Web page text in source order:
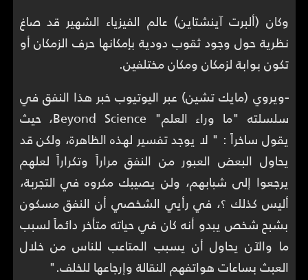
وكان (ألبرت آينشتاين) عالم الفيزياء الشهير قد صاغ
نظرية حول وجود ثقوب دودية بإمكانها حرف الزمكان أو
تكون بوابة لزمكان ومكان مختلفين.
-ويروي (مايك تشين) عبر اليوتيوب خبر هذا النفق في
سلسلته "ما وراء العلم" Beyond Science، حيث
يقول ساخراً : " لا يوجد تفسير لهذه الظاهرة، ولكن قد
يحاول البعض العبور من النفق مراراً وتكراراً لعلهم
يرجعوا إلى شبابهم، ولن يصيبك مكروه في التجربة،
أليس كذلك ؟، في رأيي الشخصي أن النفق مسكون
بشبح شخص يبدو أنه كان في حياته متأخر دائماً لسبب
ما والآن يحاول أن يسبب المتاعب للناس من خلال
العبث بساعات هواتفهم النقالة وإرجاعها للخلف."